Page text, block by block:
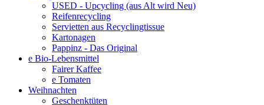
USED - Upcycling (aus Alt wird Neu)
Reifenrecycling
Servietten aus Recyclingtissue
Kartonagen
Pappinz - Das Original
e Bio-Lebensmittel
Fairer Kaffee
e Tomaten
Weihnachten
Geschenktüten